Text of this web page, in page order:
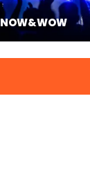
NOW&WOW